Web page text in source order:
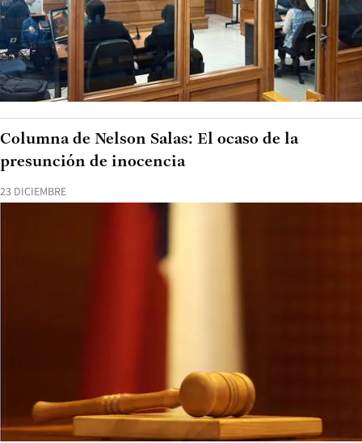
23 DICIEMBRE
Columna de Nelson Salas: El ocaso de la
presunción de inocencia